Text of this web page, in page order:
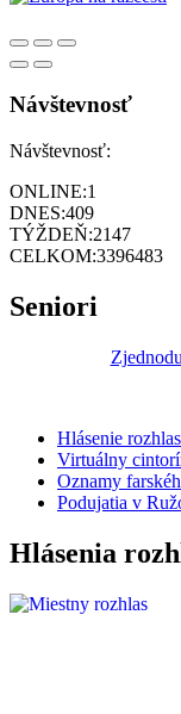
Návštevnosť
Návštevnosť:
ONLINE:1
DNES:409
TÝŽDEŇ:2147
CELKOM:3396483
Seniori
Hlásenie
Virtuálny
Oznamy
Podujatia v
Hlásenia